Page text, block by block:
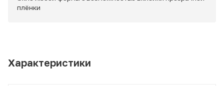
плёнки
Характеристики